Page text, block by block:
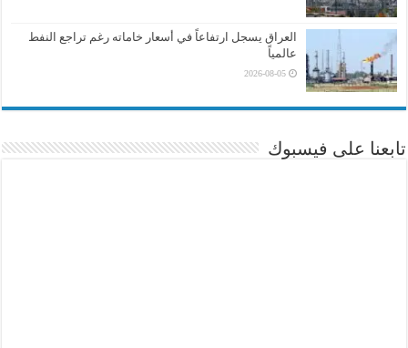
العراق يسجل ارتفاعاً في أسعار خاماته رغم تراجع النفط
عالمياً
2026-08-05
تابعنا على فيسبوك